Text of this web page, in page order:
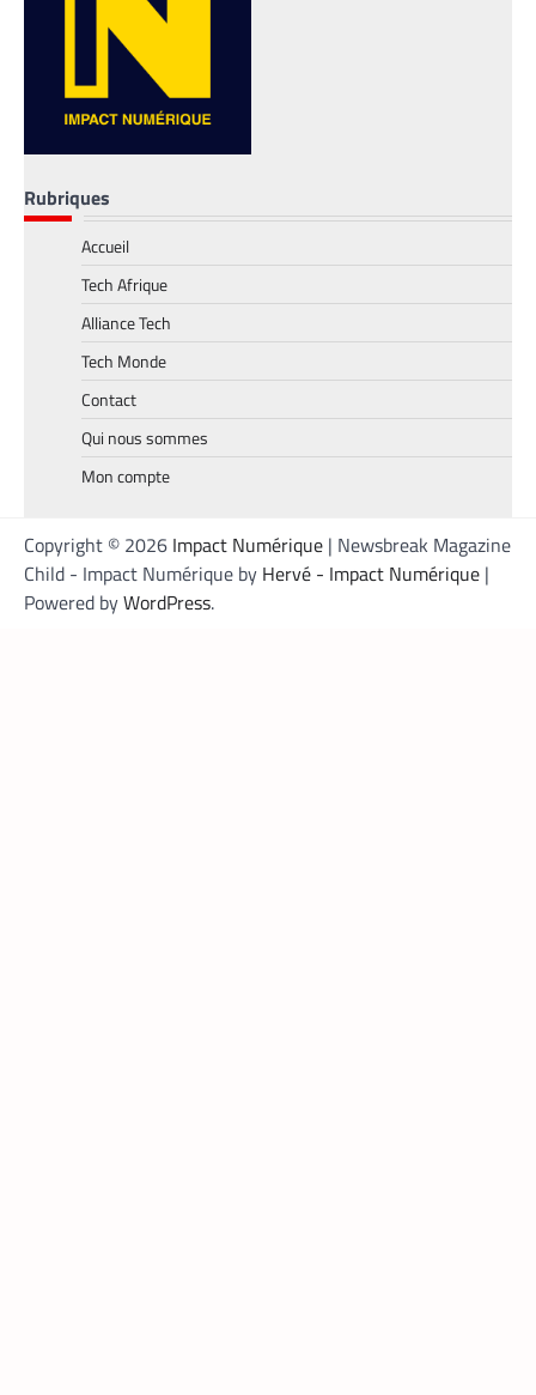
FINTECH ,
s’imposer en Afrique
En associant l’interopérabilité de PayPal
World au stablecoin PYUSD, PayPal
promet de désenclaver le commerce
africain et accélérer l’inclusion financière
grâce à des transactions
transfrontalières plus rapides, stables et
économiques.
Rubriques
Accueil
Tech Afrique
Alliance Tech
Tech Monde
Contact
Qui nous sommes
Mon compte
Copyright © 2026 Impact Numérique | Newsbreak Magazine
Child - Impact Numérique by Hervé - Impact Numérique |
Powered byWordPress.